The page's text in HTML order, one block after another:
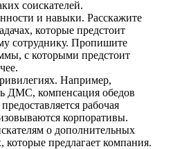
соискателей.
и навыки. Расскажите
которые предстоит
сотруднику. Пропишите
с которыми предстоит
Например,
ДМС, компенсация обедов
рабочая
корпоративы.
о дополнительных
которые предлагает компания.